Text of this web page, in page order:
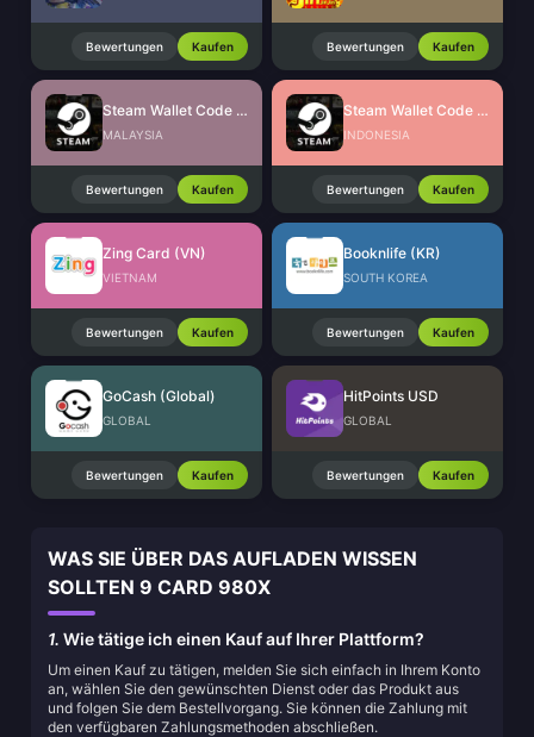
Bewertungen Kaufen Bewertungen Kaufen
Steam Wallet Code (MYR)
MALAYSIA
Bewertungen Kaufen
Steam Wallet Code (IDR)
INDONESIA
Bewertungen Kaufen
Zing Card (VN)
VIETNAM
Bewertungen Kaufen
Booknlife (KR)
SOUTH KOREA
Bewertungen Kaufen
GoCash (Global)
GLOBAL
Bewertungen Kaufen
HitPoints USD
GLOBAL
Bewertungen Kaufen
WAS SIE ÜBER DAS AUFLADEN WISSEN
SOLLTEN 9 CARD 980X
1. Wie tätige ich einen Kauf auf Ihrer Plattform?
Um einen Kauf zu tätigen, melden Sie sich einfach in Ihrem Konto
an, wählen Sie den gewünschten Dienst oder das Produkt aus
und folgen Sie dem Bestellvorgang. Sie können die Zahlung mit
den verfügbaren Zahlungsmethoden abschließen.